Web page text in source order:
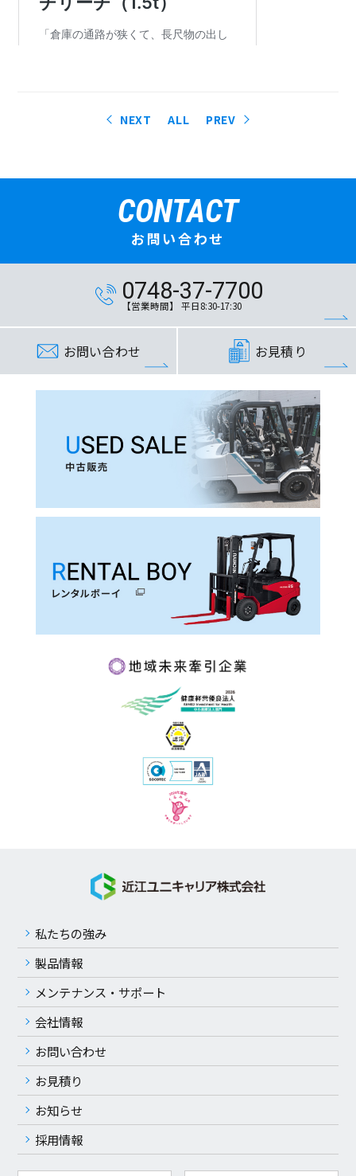
NEXT ALL PREV
CONTACT
お問い合わせ
0748-37-7700
【営業時間】 平日8:30-17:30
お問い合わせ お見積り
私たちの強み
製品情報
メンテナンス・サポート
会社情報
お問い合わせ
お見積り
お知らせ
採用情報